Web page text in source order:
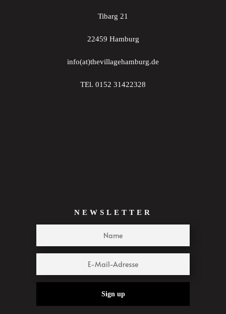
Tibarg 21
22459 Hamburg
info(at)thevillagehamburg.de
TEl. 0152 31422328
NEWSLETTER
Sign up